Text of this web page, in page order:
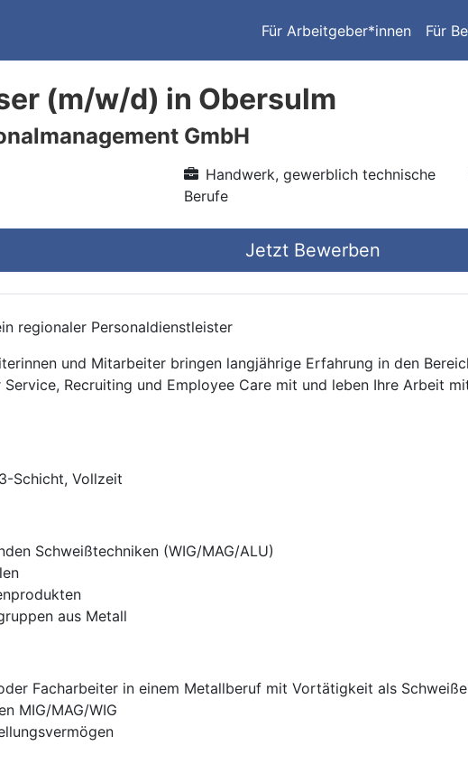
Für Arbeitgeber*innen Für
(m/w/d) in Obersulm
GmbH
Handwerk, gewerblich technische
Berufe
Jetzt Bewerben
regionaler Personaldienstleister
und Mitarbeiter bringen langjährige Erfahrung in den
Recruiting und Employee Care mit und leben Ihre Arbeit
Schicht, Vollzeit
Schweißtechniken (WIG/MAG/ALU)
aus Metall
Facharbeiter in einem Metallberuf mit Vortätigkeit als
MIG/MAG/WIG